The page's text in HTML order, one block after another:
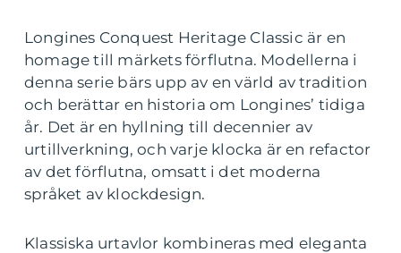
Longines Conquest Heritage Classic är en
homage till märkets förflutna. Modellerna i
denna serie bärs upp av en värld av tradition
och berättar en historia om Longines’ tidiga
år. Det är en hyllning till decennier av
urtillverkning, och varje klocka är en refactor
av det förflutna, omsatt i det moderna
språket av klockdesign.
Klassiska urtavlor kombineras med eleganta